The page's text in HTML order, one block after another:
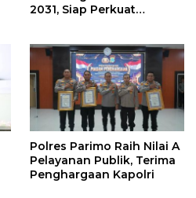
2031, Siap Perkuat
Polres Parimo Raih Nilai A
Pelayanan Publik, Terima
Penghargaan Kapolri